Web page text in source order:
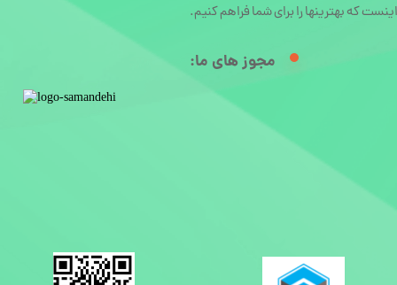
اینست که بهترینها را برای شما فراهم کنیم.
مجوز های ما:​